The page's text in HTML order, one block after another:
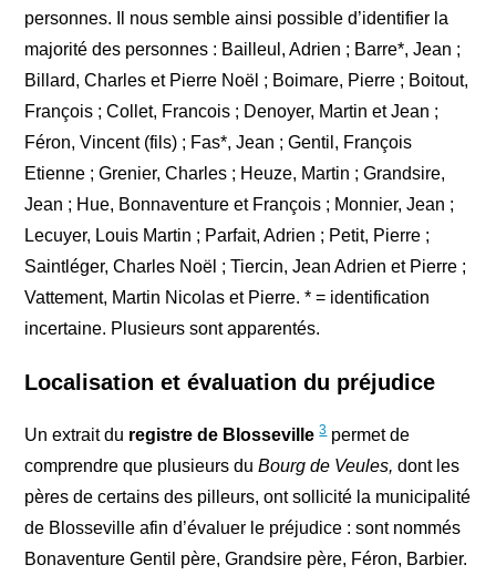
personnes. Il nous semble ainsi possible d’identifier la
majorité des personnes : Bailleul, Adrien ; Barre*, Jean ;
Billard, Charles et Pierre Noël ; Boimare, Pierre ; Boitout,
François ; Collet, Francois ; Denoyer, Martin et Jean ;
Féron, Vincent (fils) ; Fas*, Jean ; Gentil, François
Etienne ; Grenier, Charles ; Heuze, Martin ; Grandsire,
Jean ; Hue, Bonnaventure et François ; Monnier, Jean ;
Lecuyer, Louis Martin ; Parfait, Adrien ; Petit, Pierre ;
Saintléger, Charles Noël ; Tiercin, Jean Adrien et Pierre ;
Vattement, Martin Nicolas et Pierre. * = identification
incertaine. Plusieurs sont apparentés.
Localisation et évaluation du préjudice
Un extrait du registre de Blosseville 3permet de
comprendre que plusieurs duBourg de Veules,dont les
pères de certains des pilleurs, ont sollicité la municipalité
de Blosseville afin d’évaluer le préjudice : sont nommés
Bonaventure Gentil père, Grandsire père, Féron, Barbier.